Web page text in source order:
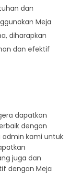
dan
Meja
diharapkan
dan efektif
dapatkan
dengan
admin kami untuk
juga dan
dengan Meja